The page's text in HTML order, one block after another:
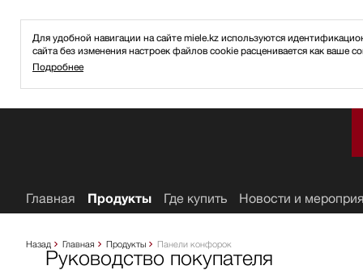
Для удобной навигации на сайте miele.kz используются
сайта без изменения настроек файлов cookie расценивается как ваше
Подробнее
Назад Главная Продукты Панели конфорок
Руководство покупателя
Главная Продукты Где купить Новости и